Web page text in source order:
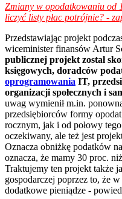
Zmiany w opodatkowaniu od
liczyć listy płac potrójnie? -
Przedstawiając projekt
wiceminister finansów Artur
publicznej projekt został
księgowych, doradców
oprogramowania IT,
organizacji społecznych i
uwag wymienił m.in.
przedsiębiorców formy
rocznym, jak i od połowy
oczekiwany, ale też jest
Oznacza obniżkę podatków
oznacza, że mamy 30 proc.
Traktujemy ten projekt także
gospodarczej poprzez to, że
dodatkowe pieniądze -